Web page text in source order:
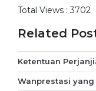
Total Views :3702
Related
Ketentuan
Wanprestasi